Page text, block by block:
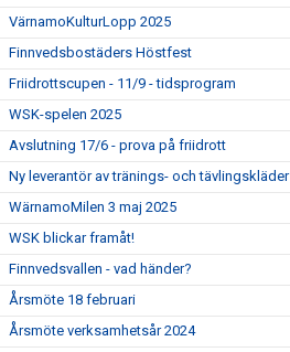
VärnamoKulturLopp 2025
Finnvedsbostäders Höstfest
Friidrottscupen - 11/9 - tidsprogram
WSK-spelen 2025
Avslutning 17/6 - prova på friidrott
Ny leverantör av tränings- och tävlingskläder
WärnamoMilen 3 maj 2025
WSK blickar framåt!
Finnvedsvallen - vad händer?
Årsmöte 18 februari
Årsmöte verksamhetsår 2024